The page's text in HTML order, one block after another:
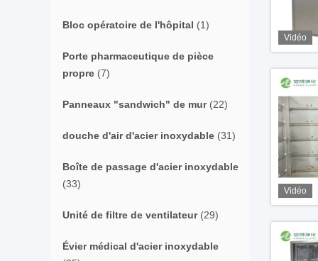
Bloc opératoire de l'hôpital (1)
Porte pharmaceutique de pièce
propre (7)
Panneaux "sandwich" de mur(22)
douche d'air d'acier inoxydable (31)
Boîte de passage d'acier inoxydable
(33)
Unité de filtre de ventilateur(29)
Évier médical d'acier inoxydable
Vidéo
Vidéo